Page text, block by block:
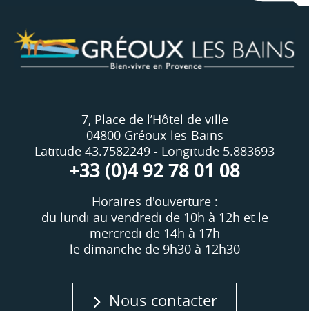
7, Place de l’Hôtel de ville
04800 Gréoux-les-Bains
Latitude 43.7582249 - Longitude 5.883693
+33 (0)4 92 78 01 08
Horaires d'ouverture :
du lundi au vendredi de 10h à 12h et le
mercredi de 14h à 17h
le dimanche de 9h30 à 12h30
Nous contacter